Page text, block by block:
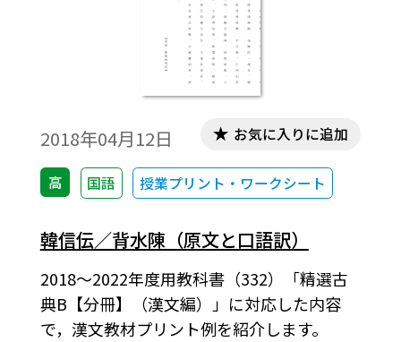
2018年04月12日
高 国語 授業プリント・ワークシート
お気に入りに追加
韓信伝／背水陳（原文と口語訳）
2018～2022年度用教科書（332）「精選古
典B【分冊】（漢文編）」に対応した内容
で，漢文教材プリント例を紹介します。